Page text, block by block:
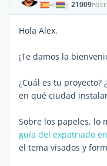
| 21009
Hola Alex,
¡Te damos la
¿Cuál es tu proyecto?
en qué ciudad
Sobre los papeles, lo
guía del expatriado
el tema visados y